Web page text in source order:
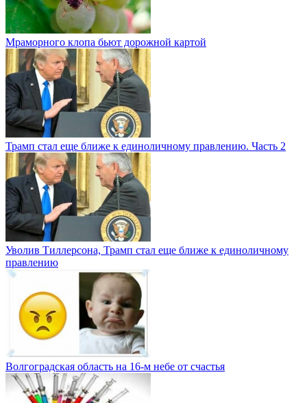
Мраморного клопа бьют дорожной картой
Трамп стал еще ближе к единоличному правлению. Часть 2
Уволив Тиллерсона, Трамп стал еще ближе к единоличному
правлению
Волгоградская область на 16-м небе от счастья